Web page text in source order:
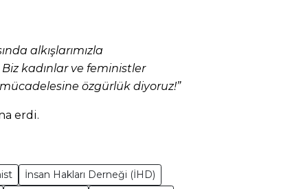
alkışlarımızla
Biz kadınlar ve feministler
özgürlük diyoruz!”
erdi.
İnsan Hakları Derneği (İHD)